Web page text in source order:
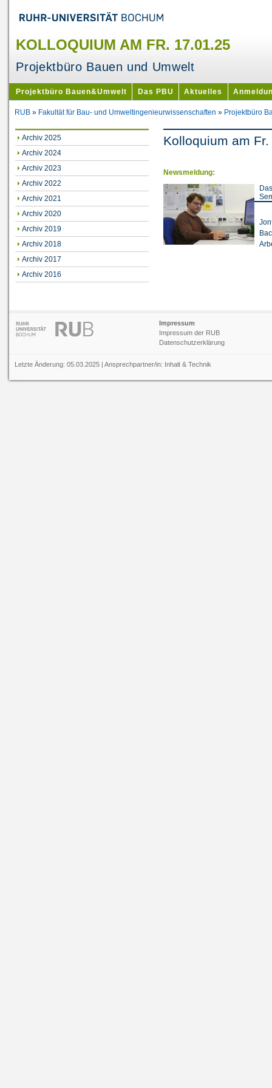
KOLLOQUIUM AM FR. 17.01.25
Projektbüro Bauen und Umwelt
Projektbüro Bauen&Umwelt Das PBU Aktuelles
RUB » Fakultät für Bau- und Umweltingenieurwissenschaften » Projektbüro
Archiv 2025
Archiv 2024
Archiv 2023
Archiv 2022
Archiv 2021
Archiv 2020
Archiv 2019
Archiv 2018
Archiv 2017
Archiv 2016
Kolloquium am
Newsmeldung:
Impressum
Impressum der RUB
Datenschutzerklärung
Letzte Änderung: 05.03.2025 | Ansprechpartner/in: Inhalt &Technik